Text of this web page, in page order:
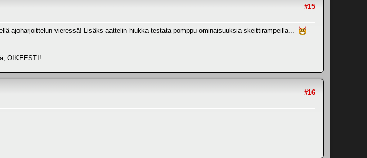
#15
ajoharjoittelun vieressä! Lisäks aattelin hiukka testata pomppu-ominaisuuksia skeittirampeilla...
-
OIKEESTI!
#16